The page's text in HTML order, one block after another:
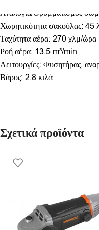
Αναλογία/Θρυμματισμός
Χωρητικότητα σακούλας: 45
Ταχύτητα αέρα: 270 χλμ/ώρα
Ροή αέρα: 13.5 m³/min
Λειτουργίες: Φυσητήρας,
Βάρος: 2.8 κιλά
Σχετικά προϊόντα